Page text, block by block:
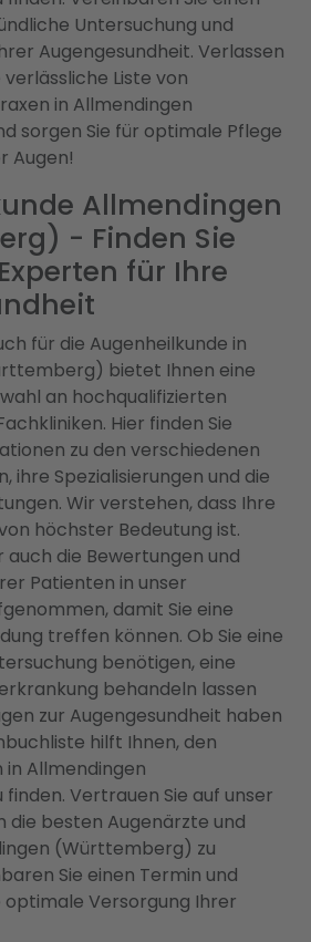
Untersuchung und
Augengesundheit. Verlassen
verlässliche Liste von
in Allmendingen
sorgen Sie für optimale Pflege
Augen!
Allmendingen
- Finden Sie
für Ihre
für die Augenheilkunde in
bietet Ihnen eine
an hochqualifizierten
Hier finden Sie
zu den verschiedenen
ihre Spezialisierungen und die
Wir verstehen, dass Ihre
höchster Bedeutung ist.
auch die Bewertungen und
Patienten in unser
damit Sie eine
treffen können. Ob Sie eine
benötigen, eine
behandeln lassen
zur Augengesundheit haben
hilft Ihnen, den
Allmendingen
Vertrauen Sie auf unser
die besten Augenärzte und
(Württemberg) zu
Sie einen Termin und
optimale Versorgung Ihrer